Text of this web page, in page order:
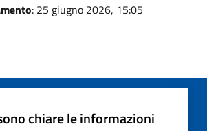
: 25 giugno 2026, 15:05
chiare le informazioni